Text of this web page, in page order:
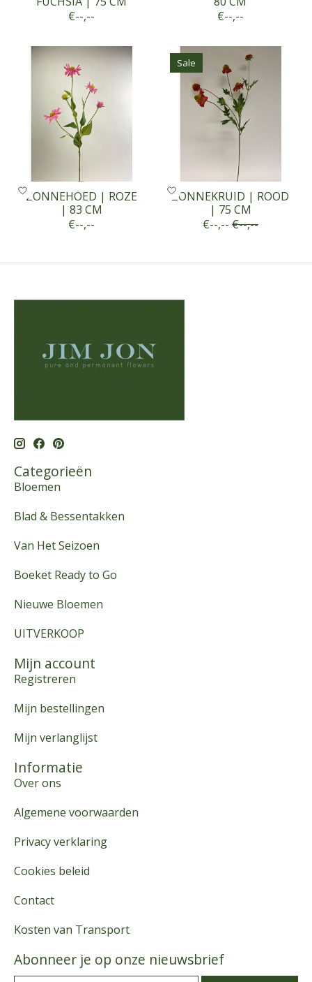
€--,--
€--,--
ZONNEHOED | ROZE
| 83 CM
€--,--
Sale
ZONNEKRUID | ROOD
| 75 CM
€--,-- €--,--
Categorieën
Bloemen
Blad & Bessentakken
Van Het Seizoen
Boeket Ready to Go
Nieuwe Bloemen
UITVERKOOP
Mijn account
Registreren
Mijn bestellingen
Mijn verlanglijst
Informatie
Over ons
Algemene voorwaarden
Privacy verklaring
Cookies beleid
Contact
Kosten van Transport
Abonneer je op onze nieuwsbrief